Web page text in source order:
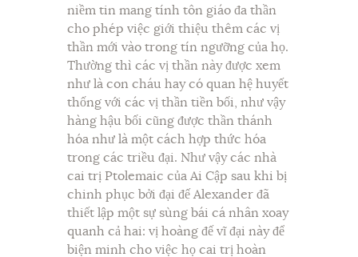
niềm tin mang tính tôn giáo đa thần
cho phép việc giới thiệu thêm các vị
thần mới vào trong tín ngưỡng của họ.
Thường thì các vị thần này được xem
như là con cháu hay có quan hệ huyết
thống với các vị thần tiền bối, như vậy
hàng hậu bối cũng được thần thánh
hóa như là một cách hợp thức hóa
trong các triều đại. Như vậy các nhà
cai trị Ptolemaic của Ai Cập sau khi bị
chinh phục bởi đại đế Alexander đã
thiết lập một sự sùng bái cá nhân xoay
quanh cả hai: vị hoàng đế vĩ đại này để
biện minh cho việc họ cai trị hoàn